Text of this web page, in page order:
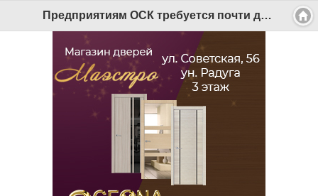
Предприятиям ОСК требуется почти два триллиона на модернизацию - Беломорканал Северодвинск tv29.ru